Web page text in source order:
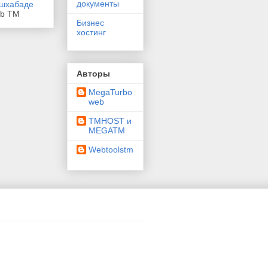
TM
документы
Бизнес
хостинг
Авторы
MegaTurbo
web
TMHOST и
MEGATM
Webtoolstm